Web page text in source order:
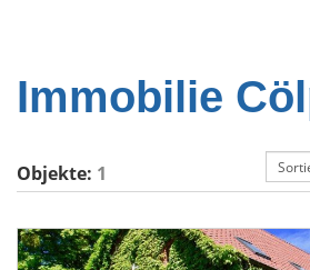
Immobilie
Objekte: 1